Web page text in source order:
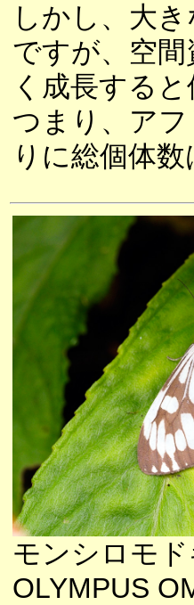
しかし、大
ですが、空
く成長する
つまり、ア
りに総個体
モンシロモド
OLYMPUS